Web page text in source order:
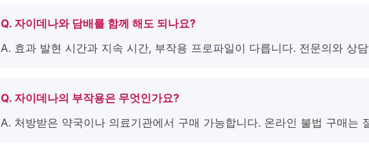
Q. 자이데나와 담배를 함께 해도 되나요?
A. 효과 발현 시간과 지속 시간, 부작용 프로파일이 다릅니다. 전문의와 상
Q. 자이데나의 부작용은 무엇인가요?
A. 처방받은 약국이나 의료기관에서 구매 가능합니다. 온라인 불법 구매는